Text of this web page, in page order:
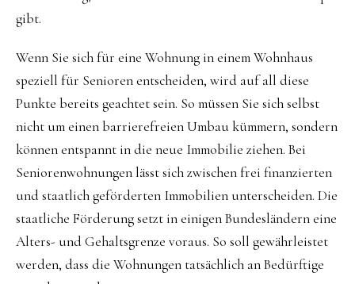
gibt.
Wenn Sie sich für eine Wohnung in einem Wohnhaus
speziell für Senioren entscheiden, wird auf all diese
Punkte bereits geachtet sein. So müssen Sie sich selbst
nicht um einen barrierefreien Umbau kümmern, sondern
können entspannt in die neue Immobilie ziehen. Bei
Seniorenwohnungen lässt sich zwischen frei finanzierten
und staatlich geförderten Immobilien unterscheiden. Die
staatliche Förderung setzt in einigen Bundesländern eine
Alters- und Gehaltsgrenze voraus. So soll gewährleistet
werden, dass die Wohnungen tatsächlich an Bedürftige